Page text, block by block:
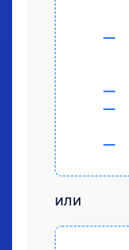
или